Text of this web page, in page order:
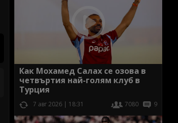
Как Мохамед Салах се озова в
четвъртия най-голям клуб в
Турция
7 авг 2026 | 18:31 7080 9